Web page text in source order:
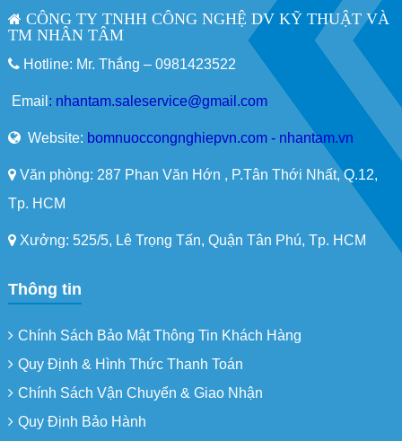
CÔNG TY TNHH CÔNG NGHỆ DV KỸ THUẬT VÀ
TM NHÂN TÂM
Hotline: Mr. Thắng – 0981423522
Email : nhantam.saleservice@gmail.com
Website: bomnuoccongnghiepvn.com - nhantam.vn
Văn phòng: 287 Phan Văn Hớn , P.Tân Thới Nhất, Q.12,
Tp. HCM
Xưởng: 525/5, Lê Trọng Tấn, Quận Tân Phú, Tp. HCM
Thông tin
Chính Sách Bảo Mật Thông Tin Khách Hàng
Quy Định & Hình Thức Thanh Toán
Chính Sách Vận Chuyển & Giao Nhận
Quy Định Bảo Hành